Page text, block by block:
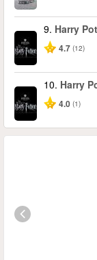
9. Harry
4.7 (12)
10. Harry
4.0 (1)